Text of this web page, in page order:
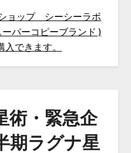
術・緊急企
期ラグナ星